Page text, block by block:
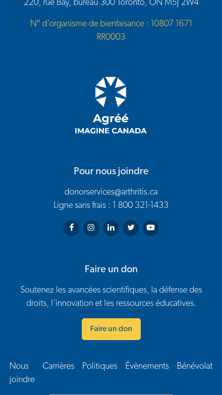
220, rue Bay, bureau 300 Toronto, ON M5J 2W4
N° d’organisme de bienfaisance : 10807 1671
RR0003
Pour nous joindre
donorservices@arthritis.ca
Ligne sans frais : 1 800 321-1433
Arthritis Society on Facebook
Arthritis Society on Instagram
Arthritis Society on LinkedIn
Arthritis Society on Twitter
Arthritis Society on
Faire un don
Soutenez les avancées scientifiques, la défense des
droits, l'innovation et les ressources éducatives.
Faire un don
Navigation en bas de page
Nous
joindre​
Carrières Politiques Évènements Bénévolat